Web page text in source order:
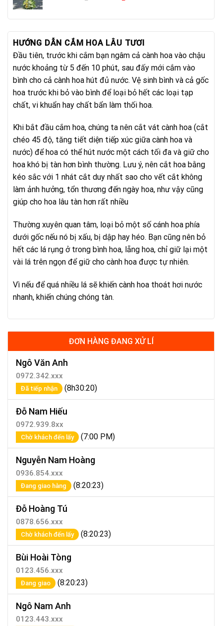
là:
tại
950.000₫.
HƯỚNG DẪN CẮM HOA LÂU TƯƠI
Đầu tiên, trước khi cắm bạn ngâm cả cành hoa vào chậu
nước khoảng từ 5 đến 10 phút, sau đấy mới cắm vào
bình cho cả cành hoa hút đủ nước. Vệ sinh bình và cả gốc
hoa trước khi bỏ vào bình để loại bỏ hết các loại tạp
chất, vi khuẩn hay chất bẩn làm thối hoa.
Khi bắt đầu cắm hoa, chúng ta nên cắt vát cành hoa (cắt
chéo 45 độ, tăng tiết diện tiếp xúc giữa cành hoa và
nước) để hoa có thể hút nước một cách tối đa và giữ cho
hoa khó bị tàn hơn bình thường. Lưu ý, nên cắt hoa bằng
kéo sắc với 1 nhát cắt duy nhất sao cho vết cắt không
làm ảnh hưởng, tổn thương đến ngày hoa, như vậy cũng
giúp cho hoa lâu tàn hơn rất nhiều
Thường xuyên quan tâm, loại bỏ một số cánh hoa phía
dưới gốc nếu nó bị xấu, bị dập hay héo. Bạn cũng nên bỏ
hết các lá rụng ở trong bình hoa, lẵng hoa, chỉ giữ lại một
vài lá trên ngọn để giữ cho cành hoa được tự nhiên.
Vì nếu để quá nhiều lá sẽ khiến cành hoa thoát hơi nước
nhanh, khiến chúng chóng tàn.
ĐƠN HÀNG ĐANG XỬ LÍ
Ngô Văn Anh
0972.342.xxx
Đã tiếp nhận (8h30:20)
Đỗ Nam Hiếu
0972.939.8xx
Chờ khách đến lấy (7:00 PM)
Nguyễn Nam Hoàng
0936.854.xxx
Đang giao hàng (8:20:23)
Đỗ Hoàng Tú
0878.656.xxx
Chờ khách đến lấy (8:20:23)
Bùi Hoài Tòng
0123.456.xxx
Đang giao (8:20:23)
Ngô Nam Anh
0123.443.xxx